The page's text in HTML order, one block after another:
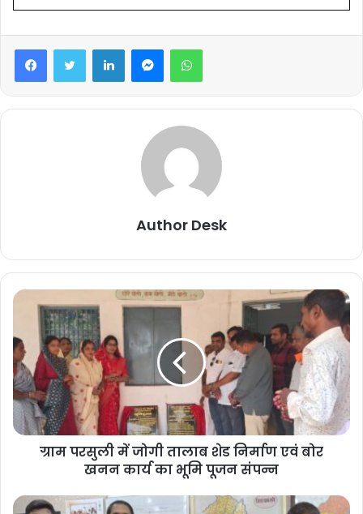
FacebookTwitter LinkedInMessengerWhatsApp
Author Desk
ग्राम परसुली में जोगी तालाब शेड निर्माण एवं बोर
खनन कार्य का भूमि पूजन संपन्न